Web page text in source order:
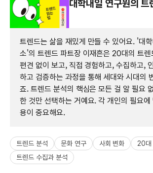
대학내일 연구원의 트
트렌드는 삶을 재밌게 만들 수 있어요. '대
소'의 트렌드 파트장 이재흔은 20대의 트렌
편견 없이 보고, 직접 경험하고, 수집하고,
하고 검증하는 과정을 통해 세대와 시대의
죠. 트렌드 분석의 핵심은 모든 걸 알 필요
한 것만 선택하는 거예요. 각 개인의 필요
용이 중요해요.
트렌드 분석 문화 연구 사회 변화
20대
트렌드 수집과 분석